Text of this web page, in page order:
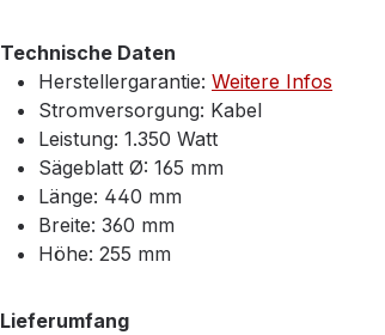
Technische Daten
Herstellergarantie: Weitere Infos
Stromversorgung: Kabel
Leistung: 1.350 Watt
Sägeblatt Ø: 165 mm
Länge: 440 mm
Breite: 360 mm
Höhe: 255 mm
Lieferumfang